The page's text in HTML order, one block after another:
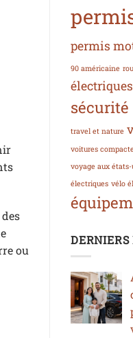
ou
permis
90 américaine
électriques
travel et nature
voitures
voyage aux
électriques vélo
DERNIERS